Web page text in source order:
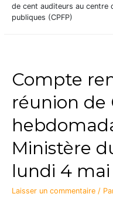
de cent auditeurs au centre
publiques (CPFP)
Compte
réunion de
Ministère
lundi 4
Laisser un commentaire /